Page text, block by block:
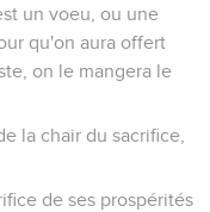
un voeu, ou une
qu'on aura offert
on le mangera le
la chair du sacrifice,
de ses prospérités